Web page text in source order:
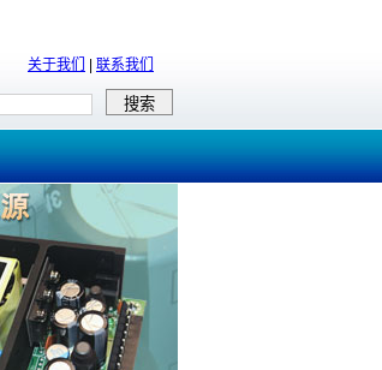
关于我们 联系我们